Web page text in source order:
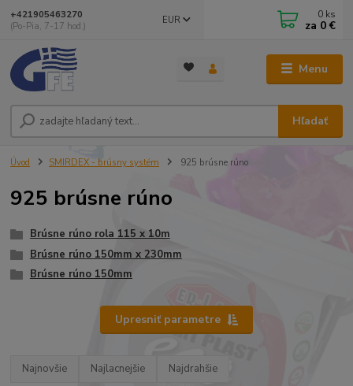
Menu
EUR
Hľadať
+421905463270
(Po-Pia, 7-17 hod.)
0 ks
za 0 €
Úvod SMIRDEX - brúsny systém 925 brúsne rúno
925 brúsne rúno
Brúsne rúno rola 115 x 10m
Brúsne rúno 150mm x 230mm
Brúsne rúno 150mm
Upresniť parametre
Najnovšie Najlacnejšie Najdrahšie